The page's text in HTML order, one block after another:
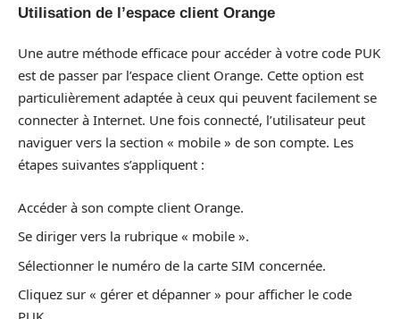
Utilisation de l’espace client Orange
Une autre méthode efficace pour accéder à votre code PUK
est de passer par l’espace client Orange. Cette option est
particulièrement adaptée à ceux qui peuvent facilement se
connecter à Internet. Une fois connecté, l’utilisateur peut
naviguer vers la section « mobile » de son compte. Les
étapes suivantes s’appliquent :
Accéder à son compte client Orange.
Se diriger vers la rubrique « mobile ».
Sélectionner le numéro de la carte SIM concernée.
Cliquez sur « gérer et dépanner » pour afficher le code